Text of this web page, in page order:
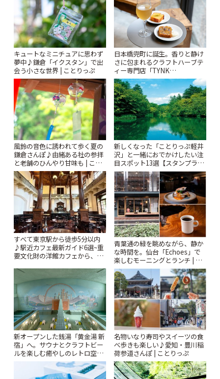
キュートなミニチュアに思わず
夢中♪鎌倉「イクスタン」で出
会う小さな世界 | ことりっぷ
日本橋兜町に誕生。香りと静け
さに包まれるクラフトハーブテ
ィー専門店「TYNK
Kabutocho」 | ことりっぷ
風鈴の音色に誘われて歩く夏の
鎌倉さんぽ♪由緒ある社の参拝
と老舗のひんやり甘味も | こと
りっぷ
新しくなった「ことりっぷ軽井
沢」と一緒におでかけしたい注
目スポット13選【スタンプラリ
ー開催中】 | ことりっぷ
すべて東京駅から徒歩5分以内
♪駅近カフェ最新ガイド6選~重
要文化財の洋館カフェから、改
りっぷ
青葉通の緑を眺めながら、静か
な時間を。仙台「Echoes」で
楽しむモーニングとランチ | こ
とりっぷ
新オープンした銭湯「黄金湯 新
宿」へ。サウナとクラフトビー
ルを楽しむ癒やしのレトロ空間
| ことりっぷ
名物いなり寿司やスイーツの食
べ歩きも楽しい♪愛知・豊川稲
荷参道さんぽ | ことりっぷ